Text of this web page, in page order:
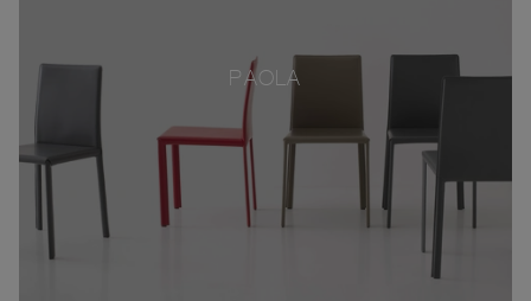
PAOLA